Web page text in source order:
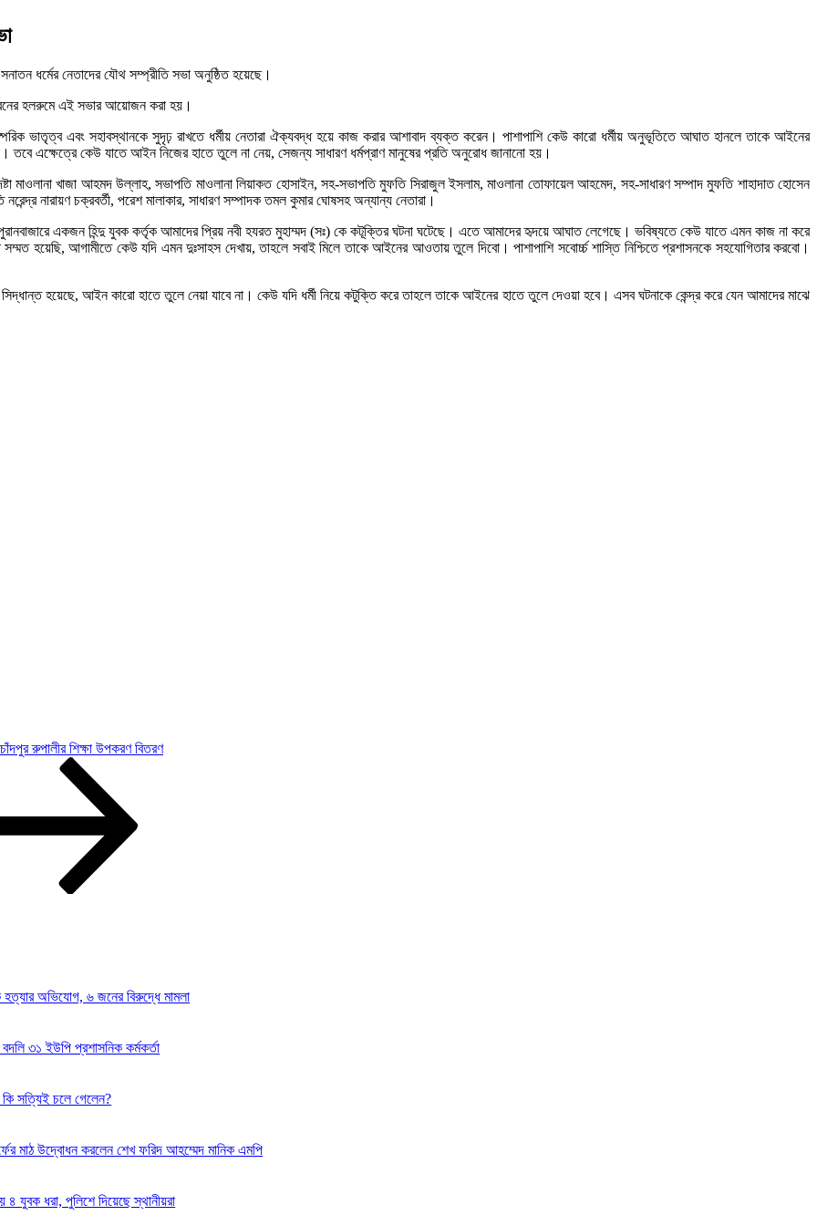
ধর্মের নেতাদের যৌথ সম্প্রীতি সভা অনুষ্ঠিত হয়েছে।
ভবনের হলরুমে এই সভার আয়োজন করা হয়।
ভাতৃত্ব এবং সহাবস্থানকে সুদৃঢ় রাখতে ধর্মীয় নেতারা ঐক্যবদ্ধ হয়ে কাজ করার আশাবাদ ব্যক্ত করেন। পাশাপাশি কেউ কারো ধর্মীয় অনুভূতিতে আঘাত হানলে তাকে আইনের
তবে এক্ষেত্রে কেউ যাতে আইন নিজের হাতে তুলে না নেয়, সেজন্য সাধারণ ধর্মপ্রাণ মানুষের প্রতি অনুরোধ জানানো হয়।
মাওলানা খাজা আহমদ উল্লাহ, সভাপতি মাওলানা লিয়াকত হোসাইন, সহ-সভাপতি মুফতি সিরাজুল ইসলাম, মাওলানা তোফায়েল আহমেদ, সহ-সাধারণ সম্পাদ মুফতি শাহাদাত হোসেন
নারায়ণ চক্রবর্তী, পরেশ মালাকার, সাধারণ সম্পাদক তমল কুমার ঘোষসহ অন্যান্য নেতারা।
একজন হিন্দু যুবক কর্তৃক আমাদের প্রিয় নবী হযরত মুহাম্মদ (সঃ) কে কটূক্তির ঘটনা ঘটেছে। এতে আমাদের হৃদয়ে আঘাত লেগেছে। ভবিষ্যতে কেউ যাতে এমন কাজ না করে
হয়েছি, আগামীতে কেউ যদি এমন দুঃসাহস দেখায়, তাহলে সবাই মিলে তাকে আইনের আওতায় তুলে দিবো। পাশাপাশি সবোর্চ্চ শাস্তি নিশ্চিতে প্রশাসনকে সহযোগিতার করবো।
হয়েছে, আইন কারো হাতে তুলে নেয়া যাবে না। কেউ যদি ধর্মী নিয়ে কটুক্তি করে তাহলে তাকে আইনের হাতে তুলে দেওয়া হবে। এসব ঘটনাকে কেন্দ্র করে যেন আমাদের মাঝে
রুপালীর শিক্ষা উপকরণ বিতরণ
হত্যার অভিযোগ, ৬ জনের বিরুদ্ধে মামলা
৩১ ইউপি প্রশাসনিক কর্মকর্তা
সত্যিই চলে গেলেন?
মাঠ উদ্বোধন করলেন শেখ ফরিদ আহম্মেদ মানিক এমপি
৪ যুবক ধরা, পুলিশে দিয়েছে স্থানীয়রা